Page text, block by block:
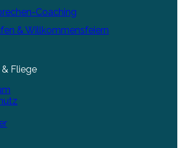
Coaching
& Willkommensfeiern
Fliege